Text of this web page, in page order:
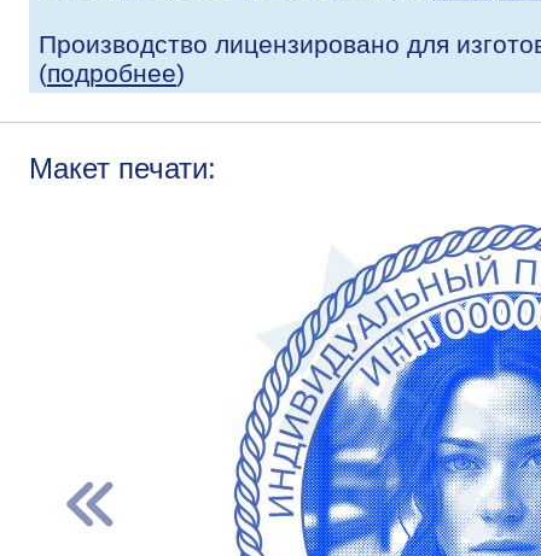
Производство лицензировано для
(подробнее)
Макет печати: